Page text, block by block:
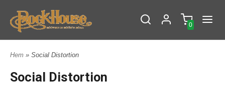
0
Hem » Social Distortion
Social Distortion